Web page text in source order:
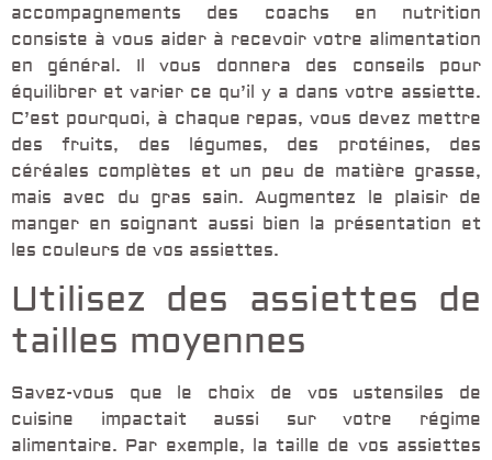
accompagnements des coachs en nutrition
consiste à vous aider à recevoir votre alimentation
en général. Il vous donnera des conseils pour
équilibrer et varier ce qu’il y a dans votre assiette.
C’est pourquoi, à chaque repas, vous devez mettre
des fruits, des légumes, des protéines, des
céréales complètes et un peu de matière grasse,
mais avec du gras sain. Augmentez le plaisir de
manger en soignant aussi bien la présentation et
les couleurs de vos assiettes.
Utilisez des assiettes de
tailles moyennes
Savez-vous que le choix de vos ustensiles de
cuisine impactait aussi sur votre régime
alimentaire. Par exemple, la taille de vos assiettes